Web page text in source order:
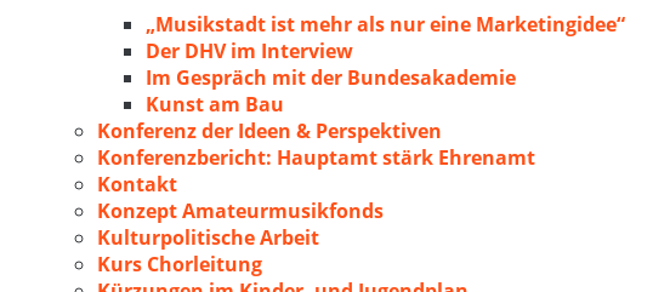
„Musikstadt ist mehr als nur eine Marketingidee“
Der DHV im Interview
Im Gespräch mit der Bundesakademie
Kunst am Bau
Konferenz der Ideen & Perspektiven
Konferenzbericht: Hauptamt stärk Ehrenamt
Kontakt
Konzept Amateurmusikfonds
Kulturpolitische Arbeit
Kurs Chorleitung